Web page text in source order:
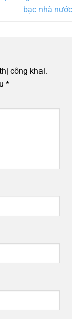
bạc nhà nước
công khai.
*